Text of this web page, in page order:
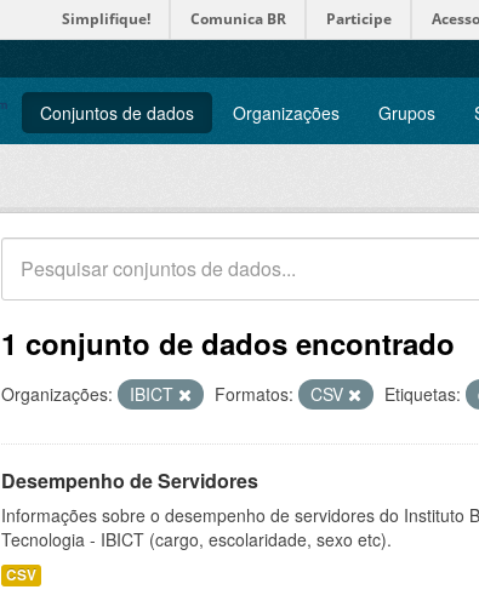
Simplifique! Comunica BR Participe
Conjuntos de dados Organizações Grupos
1 conjunto de dados encontrado
Organizações: IBICT Formatos: CSV Etiquetas:
Desempenho de Servidores
Informações sobre o desempenho de servidores do Instituto
Tecnologia - IBICT (cargo, escolaridade, sexo etc).
CSV